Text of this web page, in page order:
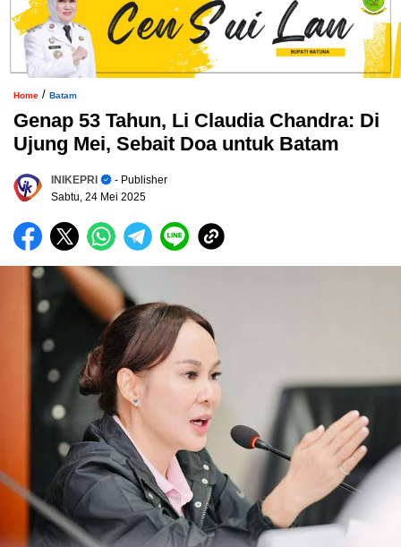
Home / Batam
Genap 53 Tahun, Li Claudia Chandra: Di
Ujung Mei, Sebait Doa untuk Batam
INIKEPRI
- Publisher
Sabtu, 24 Mei 2025